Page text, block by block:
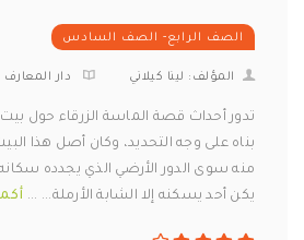
الصف الرابع- الصف السادس
المؤلف: لينا كيلاني دار المعارف
تدور أحداث قصة الماسة الزرقاء حول
بناه على وجه التحديد، وكان أصل هذا
منه سوى الدور الأرضي الذي يجدده
يكن أحد يسكنه إلا الشابة الأرملة... ...